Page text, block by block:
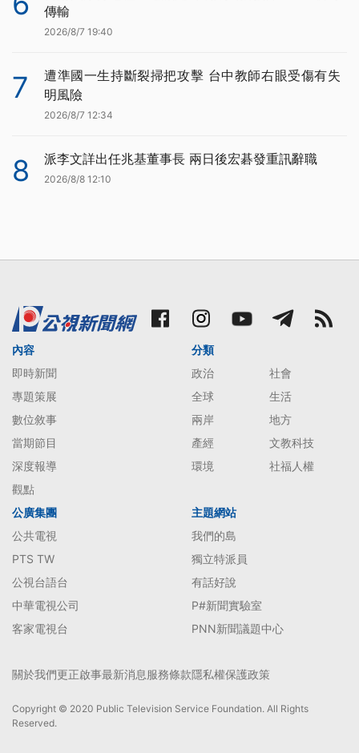
傳輸
2026/8/7 19:40
7
遭準國一生持斷裂掃把攻擊 台中教師右眼受傷有失
明風險
2026/8/7 12:34
8 派李文詳出任兆基董事長 兩日後宏碁發重訊辭職
2026/8/8 12:10
內容
即時新聞
專題策展
數位敘事
當期節目
深度報導
觀點
分類
政治
社會
全球
生活
兩岸
地方
產經
文教科技
環境
社福人權
公廣集團
公共電視
PTS TW
公視台語台
中華電視公司
客家電視台
主題網站
我們的島
獨立特派員
有話好說
P#新聞實驗室
PNN新聞議題中心
關於我們更正啟事最新消息服務條款隱私權保護政策
Copyright © 2020 Public Television Service Foundation. All Rights
Reserved.